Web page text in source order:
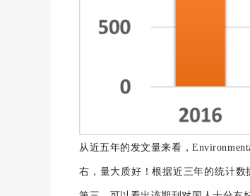
从近五年的发文量来看，
右，量大质好！根据近三年的统计